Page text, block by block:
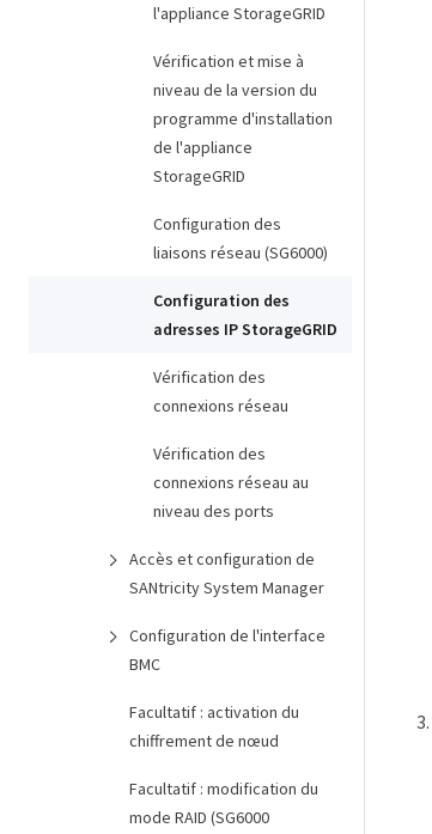
l'appliance StorageGRID
Vérification et mise à
niveau de la version du
programme d'installation
de l'appliance
StorageGRID
Configuration des
liaisons réseau (SG6000)
Configuration des
adresses IP StorageGRID
Vérification des
connexions réseau
Vérification des
connexions réseau au
niveau des ports
Accès et configuration de
SANtricity System Manager
Configuration de l'interface
BMC
Facultatif : activation du
chiffrement de nœud
Facultatif : modification du
mode RAID (SG6000